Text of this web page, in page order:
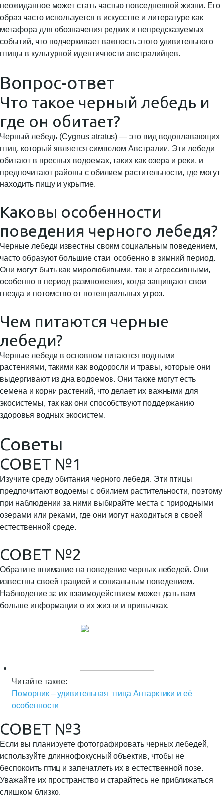
неожиданное может стать частью повседневной жизни. Его
образ часто используется в искусстве и литературе как
метафора для обозначения редких и непредсказуемых
событий, что подчеркивает важность этого удивительного
птицы в культурной идентичности австралийцев.
Вопрос-ответ
Что такое черный лебедь и
где он обитает?
Черный лебедь (Cygnus atratus) — это вид водоплавающих
птиц, который является символом Австралии. Эти лебеди
обитают в пресных водоемах, таких как озера и реки, и
предпочитают районы с обилием растительности, где могут
находить пищу и укрытие.
Каковы особенности
поведения черного лебедя?
Черные лебеди известны своим социальным поведением,
часто образуют большие стаи, особенно в зимний период.
Они могут быть как миролюбивыми, так и агрессивными,
особенно в период размножения, когда защищают свои
гнезда и потомство от потенциальных угроз.
Чем питаются черные
лебеди?
Черные лебеди в основном питаются водными
растениями, такими как водоросли и травы, которые они
выдергивают из дна водоемов. Они также могут есть
семена и корни растений, что делает их важными для
экосистемы, так как они способствуют поддержанию
здоровья водных экосистем.
Советы
СОВЕТ №1
Изучите среду обитания черного лебедя. Эти птицы
предпочитают водоемы с обилием растительности, поэтому
при наблюдении за ними выбирайте места с природными
озерами или реками, где они могут находиться в своей
естественной среде.
СОВЕТ №2
Обратите внимание на поведение черных лебедей. Они
известны своей грацией и социальным поведением.
Наблюдение за их взаимодействием может дать вам
больше информации о их жизни и привычках.
Читайте также:
Поморник – удивительная птица Антарктики и её
особенности
СОВЕТ №3
Если вы планируете фотографировать черных лебедей,
используйте длиннофокусный объектив, чтобы не
беспокоить птиц и запечатлеть их в естественной позе.
Уважайте их пространство и старайтесь не приближаться
слишком близко.